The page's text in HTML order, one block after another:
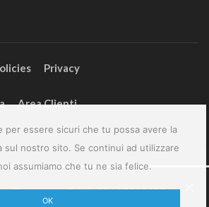
per essere sicuri che tu possa avere la
sul nostro sito. Se continui ad utilizzare
assumiamo che tu ne sia felice.
OK
Privacy
Area Clienti
srl – P.IVA 00127580355